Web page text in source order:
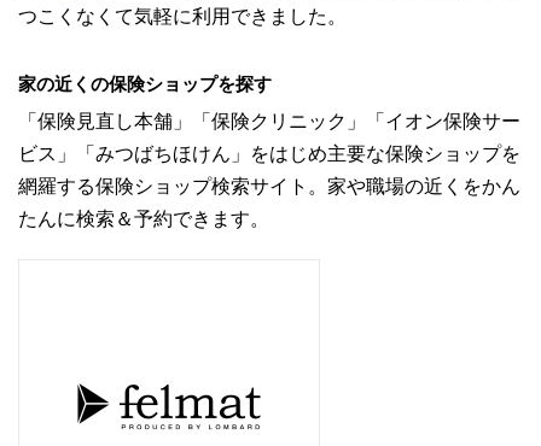
つこくなくて気軽に利用できました。
家の近くの保険ショップを探す
「保険見直し本舗」「保険クリニック」「イオン保険サー
ビス」「みつばちほけん」をはじめ主要な保険ショップを
網羅する保険ショップ検索サイト。家や職場の近くをかん
たんに検索＆予約できます。